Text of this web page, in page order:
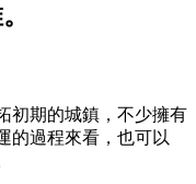
初期的城鎮，不少擁有
的過程來看，也可以